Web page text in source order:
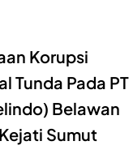
Korupsi
Tunda Pada PT
Belawan
Sumut